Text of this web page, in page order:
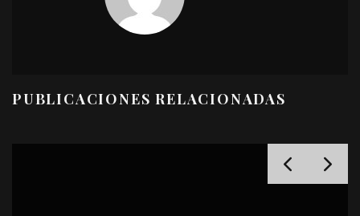
PUBLICACIONES RELACIONADAS